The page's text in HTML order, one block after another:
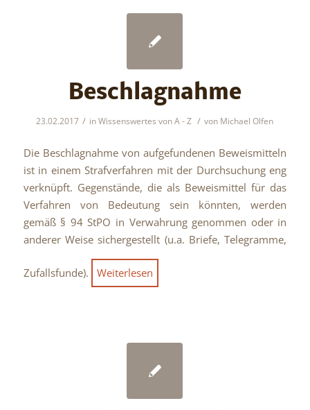
Beschlagnahme
23.02.2017 / inWissenswertes von A - Z / von Michael Olfen
Die Beschlagnahme von aufgefundenen Beweismitteln
ist in einem Strafverfahren mit der Durchsuchung eng
verknüpft. Gegenstände, die als Beweismittel für das
Verfahren von Bedeutung sein könnten, werden
gemäß § 94 StPO in Verwahrung genommen oder in
anderer Weise sichergestellt (u.a. Briefe, Telegramme,
Zufallsfunde). Weiterlesen